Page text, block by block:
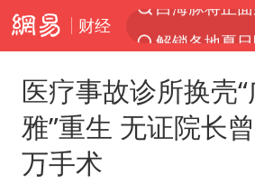
财经
女主硬加吻
医疗事故诊所换壳
雅”重生 无证院长
万手术